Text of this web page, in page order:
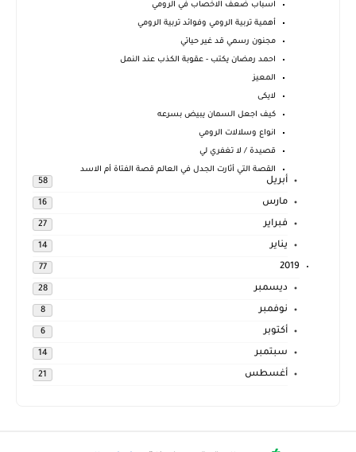
اسباب ضعف الاخصاب في الرومي
أهمية تربية الرومي وفوائد تربية الرومي
مجنون رسمي قد غير حياتي
احمد رمضان يكتب - عقوبة الكذب عند النمل
المعيز
لايكى
كيف اجعل السمان يبيض بسرعه
انواع وسلالات الرومي
قصيدة / لا تغفري لي
القصة التي أثارت الجدل في العالم قصة الفتاة أم الاسد
أبريل 58
مارس 16
فبراير 27
يناير 14
2019
77
ديسمبر 28
نوفمبر 8
أكتوبر 6
سبتمبر 14
أغسطس 21